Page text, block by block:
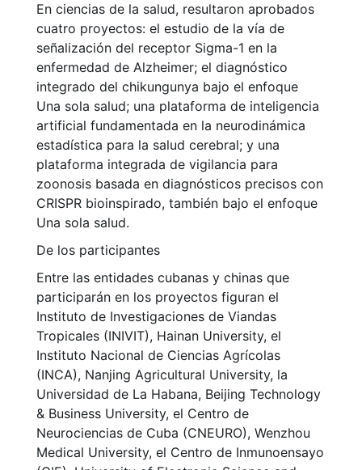
En ciencias de la salud, resultaron aprobados
cuatro proyectos: el estudio de la vía de
señalización del receptor Sigma-1 en la
enfermedad de Alzheimer; el diagnóstico
integrado del chikungunya bajo el enfoque
Una sola salud; una plataforma de inteligencia
artificial fundamentada en la neurodinámica
estadística para la salud cerebral; y una
plataforma integrada de vigilancia para
zoonosis basada en diagnósticos precisos con
CRISPR bioinspirado, también bajo el enfoque
Una sola salud.
De los participantes
Entre las entidades cubanas y chinas que
participarán en los proyectos figuran el
Instituto de Investigaciones de Viandas
Tropicales (INIVIT), Hainan University, el
Instituto Nacional de Ciencias Agrícolas
(INCA), Nanjing Agricultural University, la
Universidad de La Habana, Beijing Technology
& Business University, el Centro de
Neurociencias de Cuba (CNEURO), Wenzhou
Medical University, el Centro de Inmunoensayo